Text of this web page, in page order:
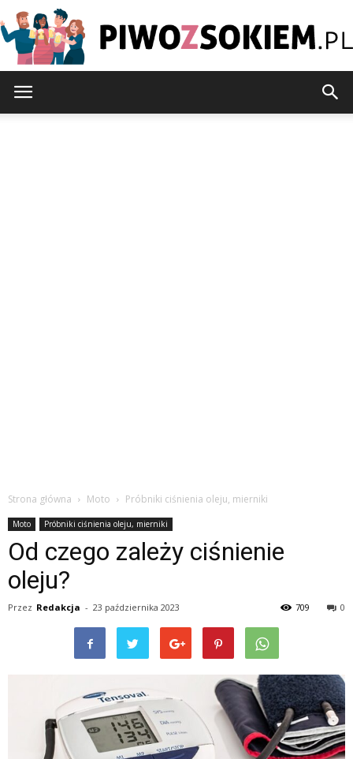
Strona główna Moto Próbniki ciśnienia oleju, mierniki
Moto Próbniki ciśnienia oleju, mierniki
Od czego zależy ciśnienie
oleju?
Przez Redakcja - 23 października 2023 0
709